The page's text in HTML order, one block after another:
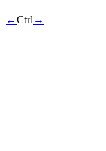
←Ctrl →